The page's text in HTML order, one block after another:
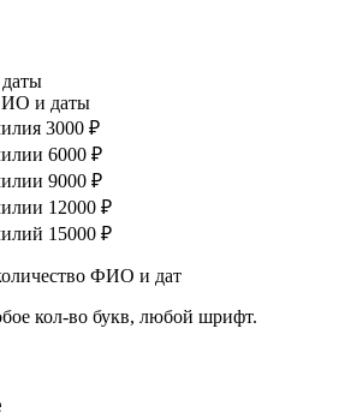
и даты
3000 ₽
6000 ₽
9000 ₽
12000 ₽
15000 ₽
ФИО и дат
кол-во букв, любой шрифт.